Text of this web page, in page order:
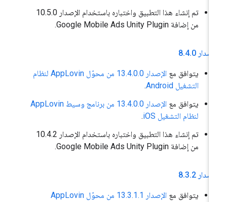
تم إنشاء هذا التطبيق واختباره باستخدام الإصدار 10.5.0
من إضافة Google Mobile Ads Unity Plugin.
8
. 4.0
يتوافق مع
الإصدار 13.4.0.0 من محوّل AppLovin لنظام
التشغيل Android
.
يتوافق مع
الإصدار 13.4.0.0 من برنامج وسيط AppLovin
لنظام التشغيل iOS
.
تم إنشاء هذا التطبيق واختباره باستخدام الإصدار 10.4.2
من إضافة Google Mobile Ads Unity Plugin.
8
. 3.2
يتوافق مع
الإصدار 13.3.1.1 من محوّل AppLovin